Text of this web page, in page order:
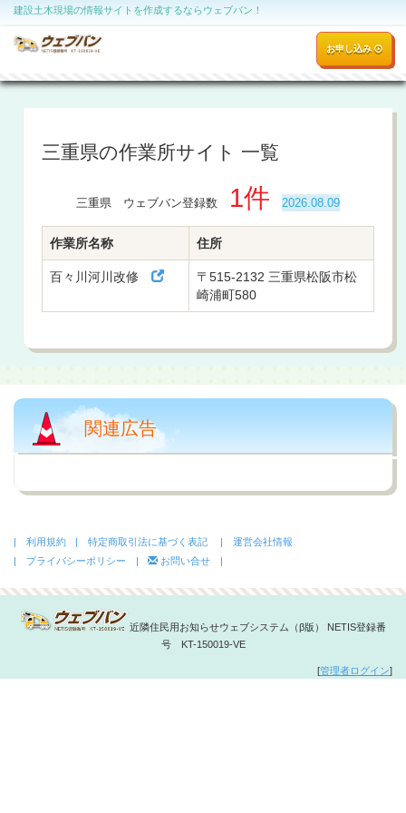
建設土木現場の情報サイトを作成するならウェブバン！
お申し込み
三重県の作業所サイト 一覧
三重県 ウェブバン登録数 1件 2026.08.09
作業所名称 住所
百々川河川改修
〒515-2132 三重県松阪市松
崎浦町580
関連広告
| 利用規約 | 特定商取引法に基づく表記
| 運営会社情報
| プライバシーポリシー |
お問い合せ |
近隣住民用お知らせウェブシステム（β版） NETIS登録番
号 KT-150019-VE
[管理者ログイン]